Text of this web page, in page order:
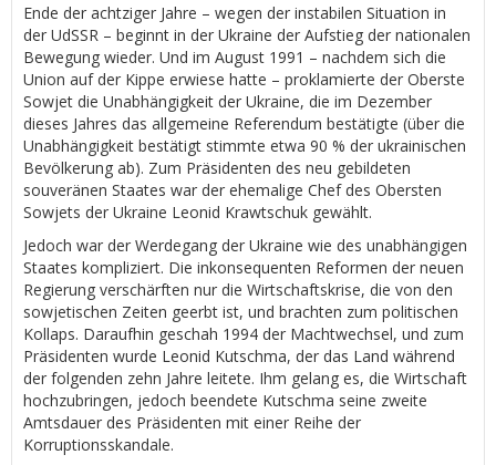
Ende der achtziger Jahre – wegen der instabilen Situation in
der UdSSR – beginnt in der Ukraine der Aufstieg der nationalen
Bewegung wieder. Und im August 1991 – nachdem sich die
Union auf der Kippe erwiese hatte – proklamierte der Oberste
Sowjet die Unabhängigkeit der Ukraine, die im Dezember
dieses Jahres das allgemeine Referendum bestätigte (über die
Unabhängigkeit bestätigt stimmte etwa 90 % der ukrainischen
Bevölkerung ab). Zum Präsidenten des neu gebildeten
souveränen Staates war der ehemalige Chef des Obersten
Sowjets der Ukraine Leonid Krawtschuk gewählt.
Jedoch war der Werdegang der Ukraine wie des unabhängigen
Staates kompliziert. Die inkonsequenten Reformen der neuen
Regierung verschärften nur die Wirtschaftskrise, die von den
sowjetischen Zeiten geerbt ist, und brachten zum politischen
Kollaps. Daraufhin geschah 1994 der Machtwechsel, und zum
Präsidenten wurde Leonid Kutschma, der das Land während
der folgenden zehn Jahre leitete. Ihm gelang es, die Wirtschaft
hochzubringen, jedoch beendete Kutschma seine zweite
Amtsdauer des Präsidenten mit einer Reihe der
Korruptionsskandale.